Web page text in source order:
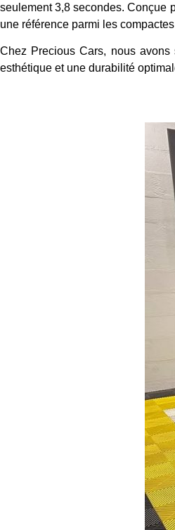
seulement 3,8 secondes. Conçue
une référence parmi les
Chez Precious Cars, nous avons
esthétique et une durabilité